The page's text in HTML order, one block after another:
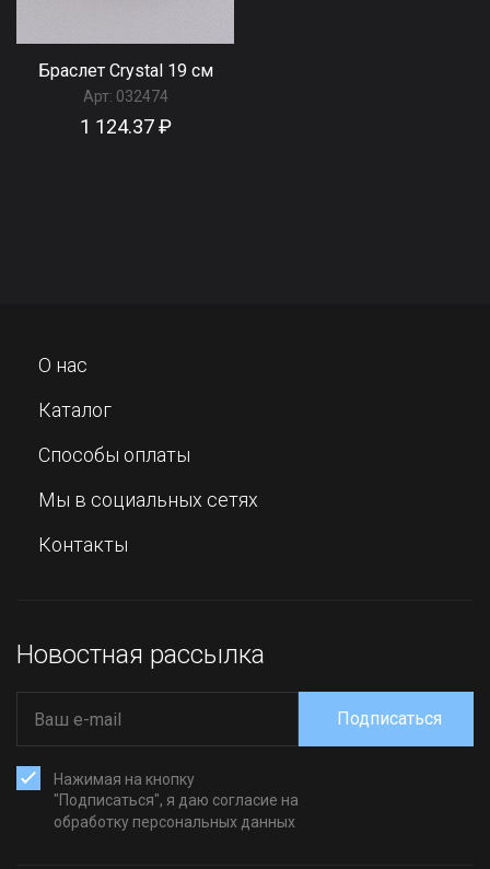
Браслет Сrystal 19 см
Арт: 032474
1 124.37 ₽
О нас
Каталог
Способы оплаты
Мы в социальных сетях
Контакты
Новостная рассылка
Нажимая на кнопку
"Подписаться", я даю согласие на
обработку персональных данных
Подписаться